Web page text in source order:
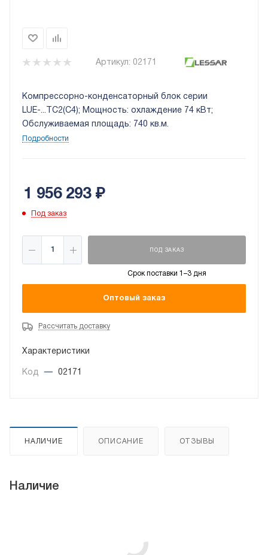
Артикул: 02171
Компрессорно-конденсаторный блок серии
LUE-...TC2(C4); Мощность: охлаждение 74 кВт;
Обслуживаемая площадь: 740 кв.м.
Подробности
1 956 293₽
Под заказ
ПОД ЗАКАЗ
Срок поставки 1–3 дня
Оптовый заказ
Рассчитать доставку
Характеристики
Код — 02171
НАЛИЧИЕ ОПИСАНИЕ ОТЗЫВЫ
Наличие